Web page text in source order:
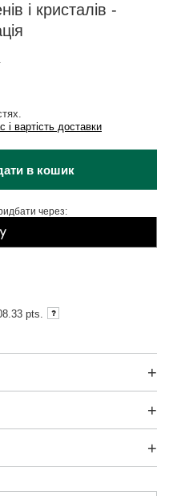
і кристалів -
і вартість доставки
в кошик
через:
pts.